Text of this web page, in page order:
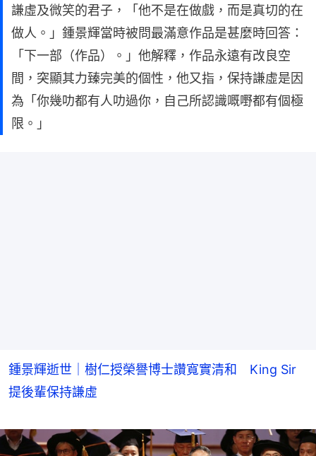
謙虛及微笑的君子，「他不是在做戲，而是真切的在
做人。」鍾景輝當時被問最滿意作品是甚麼時回答：
「下一部（作品）。」他解釋，作品永遠有改良空
間，突顯其力臻完美的個性，他又指，保持謙虛是因
為「你幾叻都有人叻過你，自己所認識嘅嘢都有個極
限。」
鍾景輝逝世｜樹仁授榮譽博士讚寬實清和 King Sir
提後輩保持謙虛